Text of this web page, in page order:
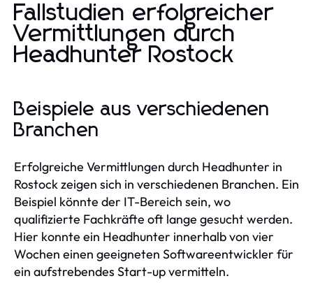
Fallstudien erfolgreicher
Vermittlungen durch
Headhunter Rostock
Beispiele aus verschiedenen
Branchen
Erfolgreiche Vermittlungen durch Headhunter in
Rostock zeigen sich in verschiedenen Branchen. Ein
Beispiel könnte der IT-Bereich sein, wo
qualifizierte Fachkräfte oft lange gesucht werden.
Hier konnte ein Headhunter innerhalb von vier
Wochen einen geeigneten Softwareentwickler für
ein aufstrebendes Start-up vermitteln.